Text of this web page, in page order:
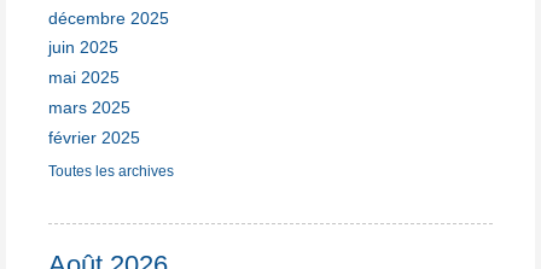
décembre 2025
juin 2025
mai 2025
mars 2025
février 2025
Toutes les archives